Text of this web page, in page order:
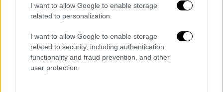
I want to allow Google to enable storage
related to personalization.
I want to allow Google to enable storage
related to security, including authentication
functionality and fraud prevention, and other
user protection.